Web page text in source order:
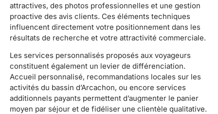
attractives, des photos professionnelles et une gestion
proactive des avis clients. Ces éléments techniques
influencent directement votre positionnement dans les
résultats de recherche et votre attractivité commerciale.
Les services personnalisés proposés aux voyageurs
constituent également un levier de différenciation.
Accueil personnalisé, recommandations locales sur les
activités du bassin d’Arcachon, ou encore services
additionnels payants permettent d’augmenter le panier
moyen par séjour et de fidéliser une clientèle qualitative.